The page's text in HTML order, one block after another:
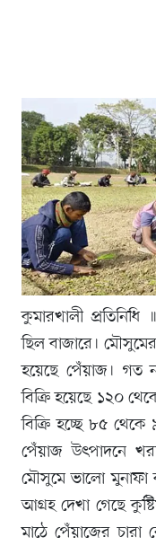
কুমারখালী
ছিল বাজারে।
হয়েছে পেঁয়াজ। গত
বিক্রি হয়েছে ১২০
বিক্রি হচ্ছে ৮৫
পেঁয়াজ উৎপাদনে
মৌসুমে ভালো
আগ্রহ দেখা গেছে
মাঠে পেঁয়াজের